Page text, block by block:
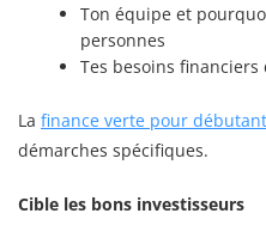
Ton équipe et
personnes
Tes besoins
La finance verte pour
démarches spécifiques.
Cible les bons investisseurs